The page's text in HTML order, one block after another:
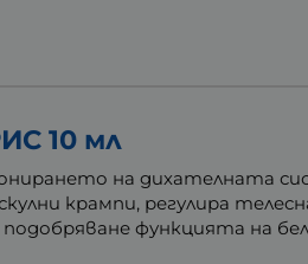
10 мл
на дихателната
крампи, регулира
функцията на